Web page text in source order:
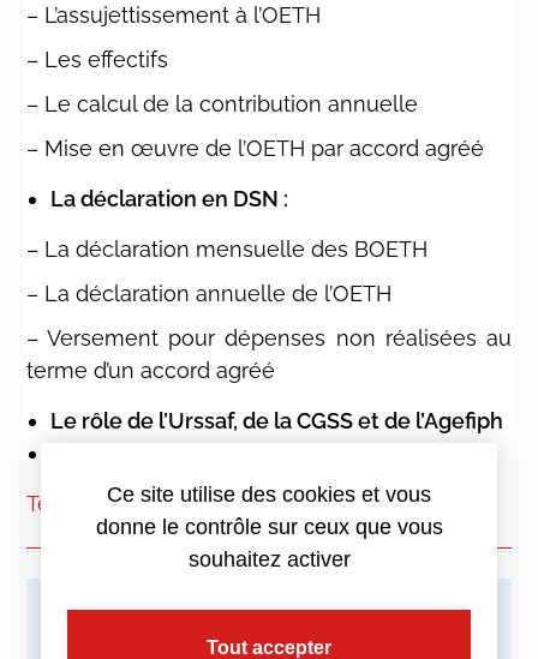
– L’assujettissement à l’OETH
– Les effectifs
– Le calcul de la contribution annuelle
– Mise en œuvre de l’OETH par accord agréé
La déclaration en DSN :
– La déclaration mensuelle des BOETH
– La déclaration annuelle de l’OETH
– Versement pour dépenses non réalisées au
terme d’un accord agréé
Le rôle de l’Urssaf, de la CGSS et de l’Agefiph
Télécharger le guide
Imprimez cette actualité
Ce site utilise des cookies et vous
donne le contrôle sur ceux que vous
souhaitez activer
Tout accepter